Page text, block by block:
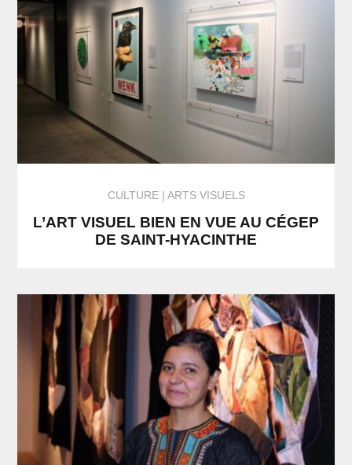
CULTURE ARTS VISUELS
L’ART VISUEL BIEN EN VUE AU CÉGEP
DE SAINT-HYACINTHE